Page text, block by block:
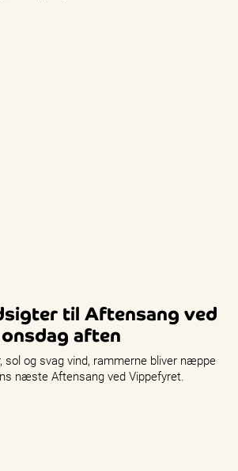
til Aftensang ved
aften
sol og svag vind, rammerne bliver næppe
næste Aftensang ved Vippefyret.